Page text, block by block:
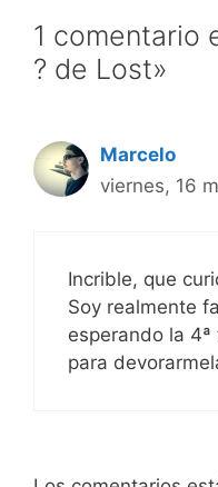
1 comentario
? de Lost»
Marcelo
viernes, 16
Incrible, que
Soy realmente
esperando la
para